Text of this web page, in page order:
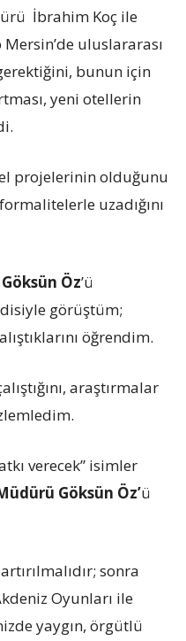
İbrahim Koç ile
uluslararası
bunun için
yeni otellerin
projelerinin olduğunu
uzadığını
Öz’ü
görüştüm;
öğrendim.
araştırmalar
verecek” isimler
Göksün Öz’ü
sonra
Oyunları ile
yaygın, örgütlü